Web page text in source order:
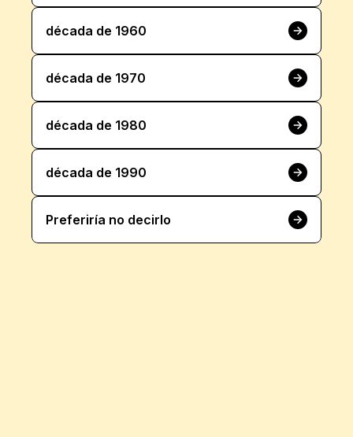
década de 1960
década de 1970
década de 1980
década de 1990
Preferiría no decirlo